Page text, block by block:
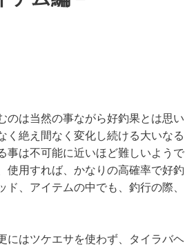
のは当然の事ながら好釣果とは思い
く絶え間なく変化し続ける大いなる
事は不可能に近いほど難しいようで
使用すれば、かなりの高確率で好釣
、アイテムの中でも、釣行の際、
にはツケエサを使わず、タイラバヘ